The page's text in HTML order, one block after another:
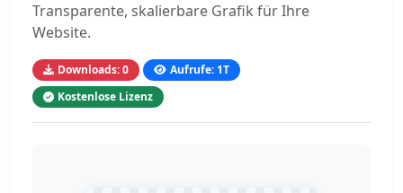
Transparente, skalierbare Grafik für Ihre
Website.
Downloads: 0
Aufrufe: 1T
Kostenlose Lizenz